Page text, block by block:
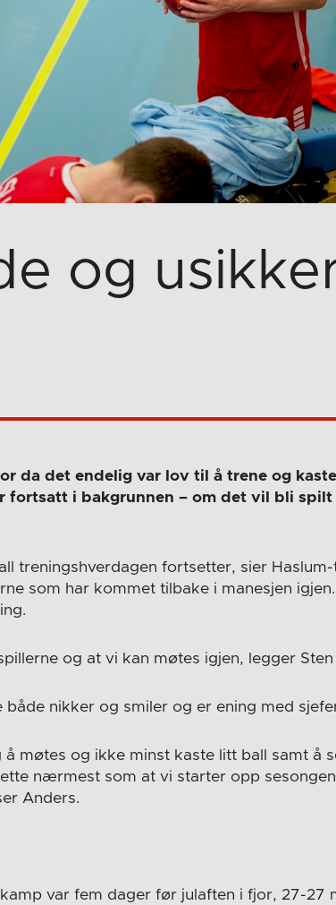
og
da det endelig var lov til å trene og
fortsatt i bakgrunnen – om det vil bli spilt
treningshverdagen fortsetter, sier
som har kommet tilbake i manesjen
og at vi kan møtes igjen, legger Sten
både nikker og smiler og er ening med
å møtes og ikke minst kaste litt ball samt å
nærmest som at vi starter opp
Anders.
var fem dager før julaften i fjor, 27-27